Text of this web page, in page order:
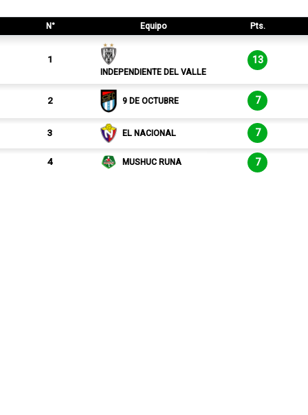
N° Equipo Pts.
1
INDEPENDIENTE DEL VALLE
13
2 9 DE OCTUBRE 7
3 EL NACIONAL 7
4 MUSHUC RUNA 7